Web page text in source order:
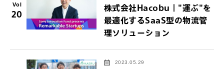
Vol
20
株式会社Hacobu｜"運ぶ"を
最適化するSaaS型の物流管
理ソリューション
2023.05.29